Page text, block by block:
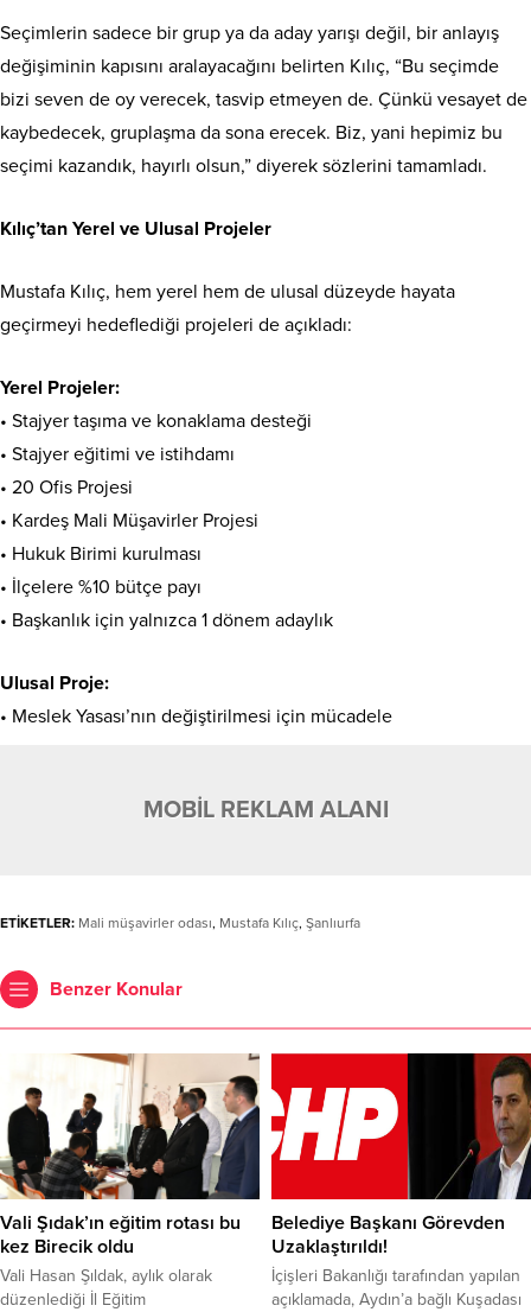
Seçimlerin sadece bir grup ya da aday yarışı değil, bir anlayış
değişiminin kapısını aralayacağını belirten Kılıç, “Bu seçimde
bizi seven de oy verecek, tasvip etmeyen de. Çünkü vesayet de
kaybedecek, gruplaşma da sona erecek. Biz, yani hepimiz bu
seçimi kazandık, hayırlı olsun,” diyerek sözlerini tamamladı.
Kılıç’tan Yerel ve Ulusal Projeler
Mustafa Kılıç, hem yerel hem de ulusal düzeyde hayata
geçirmeyi hedeflediği projeleri de açıkladı:
Yerel Projeler:
• Stajyer taşıma ve konaklama desteği
• Stajyer eğitimi ve istihdamı
• 20 Ofis Projesi
• Kardeş Mali Müşavirler Projesi
• Hukuk Birimi kurulması
• İlçelere %10 bütçe payı
• Başkanlık için yalnızca 1 dönem adaylık
Ulusal Proje:
• Meslek Yasası’nın değiştirilmesi için mücadele
MOBİL REKLAM ALANI
ETİKETLER: Mali müşavirler odası, Mustafa Kılıç, Şanlıurfa
Benzer Konular
Vali Şıdak’ın eğitim rotası bu
kez Birecik oldu
Vali Hasan Şıldak, aylık olarak
düzenlediği İl Eğitim
Belediye Başkanı Görevden
Uzaklaştırıldı!
İçişleri Bakanlığı tarafından yapılan
açıklamada, Aydın’a bağlı Kuşadası